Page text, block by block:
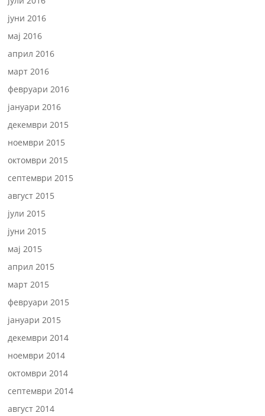
јуни 2016
мај 2016
април 2016
март 2016
февруари 2016
јануари 2016
декември 2015
ноември 2015
октомври 2015
септември 2015
август 2015
јули 2015
јуни 2015
мај 2015
април 2015
март 2015
февруари 2015
јануари 2015
декември 2014
ноември 2014
октомври 2014
септември 2014
август 2014